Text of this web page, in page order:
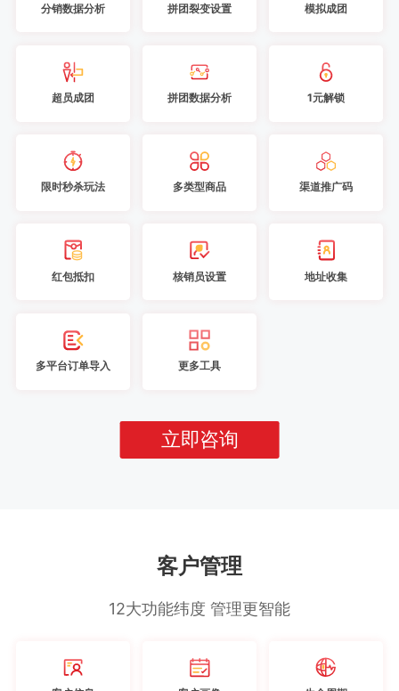
分销数据分析 拼团裂变设置 模拟成团
超员成团 拼团数据分析 1元解锁
限时秒杀玩法 多类型商品 渠道推广码
红包抵扣 核销员设置 地址收集
多平台订单导入 更多工具
立即咨询
客户管理
12大功能纬度 管理更智能